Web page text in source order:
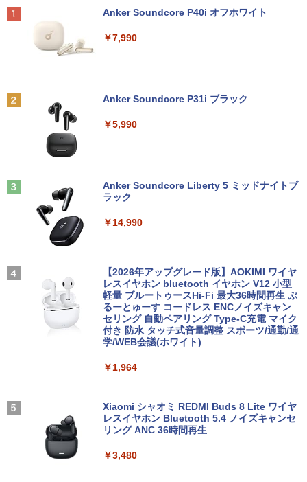
メモリ4GB～ 高速SSD1TB 最大 フルHD
新で在庫処分
H&B 搭載｜中古 ノートパソコン Windo
PC オフィス搭載
中古 ノートパソコン 13.3インチ A4サイ
ズ [ Windows11 / Office付き / SSD 256
GB / 8GB 16GB メモリ / 第8世代 第10世
代 Corei5 ] 店長おまかせ 初期設定不要
Office メーカーおまかせ 中古 パソコン
中古pc
＼11日まで限定価格／【楽天1位】ノー
トパソコン 新品 福袋 6点セット Intel Pe
ntium GOLD 6500Y メモリ12GB SSD25
設定済み 15.6インチ フルHD ノートPC
初心者 学生 在宅ワーク テンキー Wi-Fi
￥2,990
×1 DP1.4×1 Adaptive Sync対応 フリッ
ディスプレイ MAXZEN MGM25IC04-F2
ー】ワイヤレスモニター 15.6インチ フル
テレワーク 在宅勤務 UPERFECT
￥19,999
Pixio ゲーミングモニター 27インチ WQ
t IPSパネル ブルー ピンク ゲーム モニタ
プレイ テレワーク ピクシオ 公式 【最大
5年保証付き】
￥2,090
￥7,150
U ]
花沢健吾 ]
￥792
阿部幸大 ]
Anker Soundcore P40i オフホワイト
￥7,990
Anker Soundcore P31i ブラック
￥5,990
Anker Soundcore Liberty 5 ミッドナイトブ
ラック
￥14,990
【2026年アップグレード版】AOKIMI ワイヤ
レスイヤホン bluetooth イヤホン V12 小型
軽量 ブルートゥースHi-Fi 最大36時間再生 ぶ
るーとゅーす コードレス ENCノイズキャン
セリング 自動ペアリング Type-C充電 マイク
付き 防水 タッチ式音量調整 スポーツ/通勤/通
学/WEB会議(ホワイト)
￥1,964
Xiaomi シャオミ REDMI Buds 8 Lite ワイヤ
レスイヤホン Bluetooth 5.4 ノイズキャンセ
リング ANC 36時間再生
￥3,480